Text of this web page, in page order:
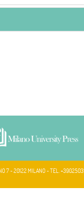
7 - 20122 MILANO - TEL.